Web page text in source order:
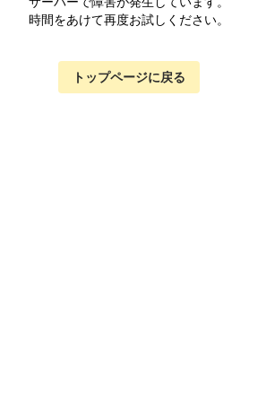
時間をあけて再度お試しください。
トップページに戻る